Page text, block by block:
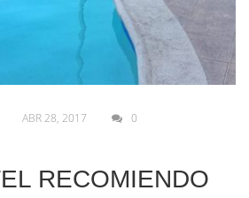
ABR 28, 2017 0
RECOMIENDO